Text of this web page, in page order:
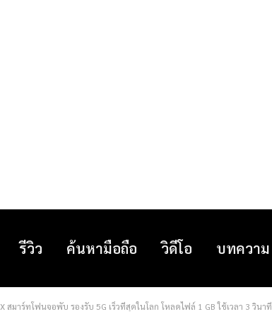
รีวิว ค้นหามือถือ วิดีโอ บทความ
สมาร์ทโฟนจอพับ รองรับ 5G เร็วที่สุดในโลก โหลดไฟล์ 1 GB ใช้เวลา 3 วินาที